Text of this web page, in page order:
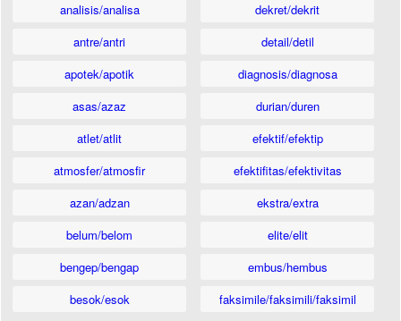
analisis/analisa
antre/antri
apotek/apotik
asas/azaz
atlet/atlit
atmosfer/atmosfir
azan/adzan
belum/belom
bengep/bengap
besok/esok
dekret/dekrit
detail/detil
diagnosis/diagnosa
durian/duren
efektif/efektip
efektifitas/efektivitas
ekstra/extra
elite/elit
embus/hembus
faksimile/faksimili/faksimil